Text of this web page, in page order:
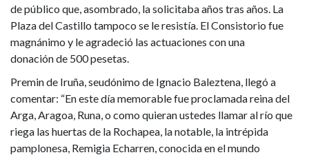
de público que, asombrado, la solicitaba años tras años. La
Plaza del Castillo tampoco se le resistía. El Consistorio fue
magnánimo y le agradeció las actuaciones con una
donación de 500 pesetas.
Premin de Iruña, seudónimo de Ignacio Baleztena, llegó a
comentar: “En este día memorable fue proclamada reina del
Arga, Aragoa, Runa, o como quieran ustedes llamar al río que
riega las huertas de la Rochapea, la notable, la intrépida
pamplonesa, Remigia Echarren, conocida en el mundo